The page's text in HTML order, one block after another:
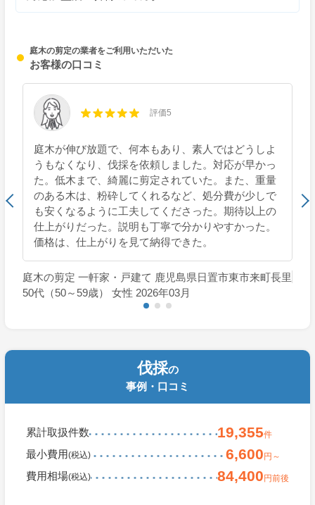
庭木の剪定の業者をご利用いただいた
お客様の口コミ
評価5
庭木が伸び放題で、何本もあり、素人ではどうしよ
うもなくなり、伐採を依頼しました。対応が早かっ
た。低木まで、綺麗に剪定されていた。また、重量
のある木は、粉砕してくれるなど、処分費が少しで
も安くなるように工夫してくださった。期待以上の
仕上がりだった。説明も丁寧で分かりやすかった。
価格は、仕上がりを見て納得できた。
庭木の剪定 一軒家・戸建て 鹿児島県日置市東市来町長里
50代（50～59歳） 女性 2026年03月
伐採の
事例・口コミ
累計取扱件数 19,355件
最小費用(税込) 6,600 円～
費用相場(税込) 84,400 円前後